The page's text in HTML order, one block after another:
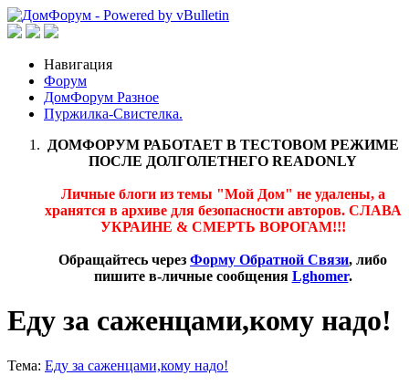
Навигация
Форум
ДомФорум Разное
Пуржилка-Свистелка.
ДОМФОРУМ РАБОТАЕТ В ТЕСТОВОМ РЕЖИМЕ
ПОСЛЕ ДОЛГОЛЕТНЕГО READONLY
Личные блоги из темы "Мой Дом" не удалены, а
хранятся в архиве для безопасности авторов. СЛАВА
УКРАИНЕ & СМЕРТЬ ВОРОГАМ!!!
Обращайтесь через Форму Обратной Связи, либо
пишите в-личные сообщения Lghomer.
Еду за саженцами,кому надо!
Тема: Еду за саженцами,кому надо!